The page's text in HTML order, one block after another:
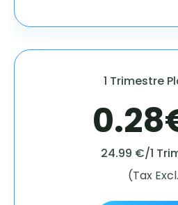
1 Trimestre
24.99 €/1
(Tax